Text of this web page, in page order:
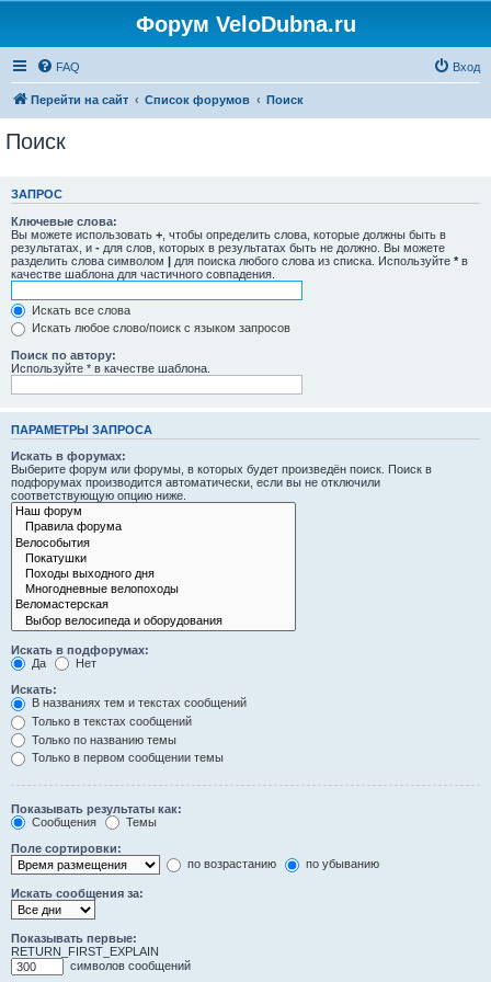
Форум VeloDubna.ru
FAQ Вход
Перейти на сайт Список форумов Поиск
Поиск
ЗАПРОС
Ключевые слова:
Вы можете использовать + , чтобы определить слова, которые должны быть в
результатах, и - для слов, которых в результатах быть не должно. Вы можете
разделить слова символом | для поиска любого слова из списка. Используйте * в
качестве шаблона для частичного совпадения.
Искать все слова
Искать любое слово/поиск с языком запросов
Поиск по автору:
Используйте * в качестве шаблона.
ПАРАМЕТРЫ ЗАПРОСА
Искать в форумах:
Выберите форум или форумы, в которых будет произведён поиск. Поиск в
подфорумах производится автоматически, если вы не отключили
соответствующую опцию ниже.
Искать в подфорумах:
Да
Нет
Искать:
В названиях тем и текстах сообщений
Только в текстах сообщений
Только по названию темы
Только в первом сообщении темы
Показывать результаты как:
Сообщения
Темы
Поле сортировки:
по возрастанию
по убыванию
Искать сообщения за:
Показывать первые:
RETURN_FIRST_EXPLAIN
символов сообщений